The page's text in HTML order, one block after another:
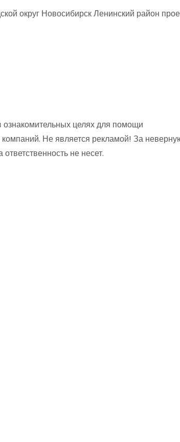
округ Новосибирск Ленинский район
целях для помощи
Не является рекламой! За
не несет.